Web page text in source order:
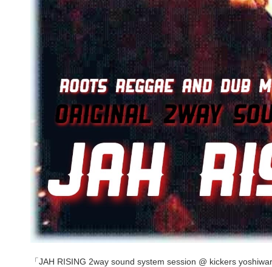
「JAH RISING 2way sound system session @ kickers